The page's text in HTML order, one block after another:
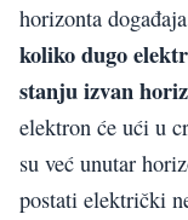
horizonta
koliko dugo
stanju izvan
elektron će ući u
su već unutar
postati električki